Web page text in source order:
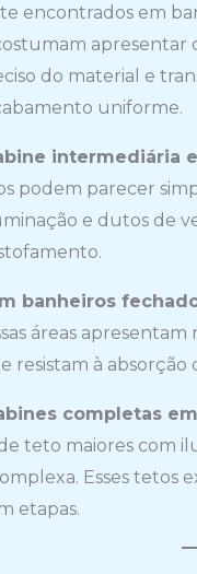
encontrados em
apresentar
do material e
uniforme.
intermediária
podem parecer
e dutos de
banheiros
áreas
resistam à
completas
teto maiores com
Esses tetos
etapas.